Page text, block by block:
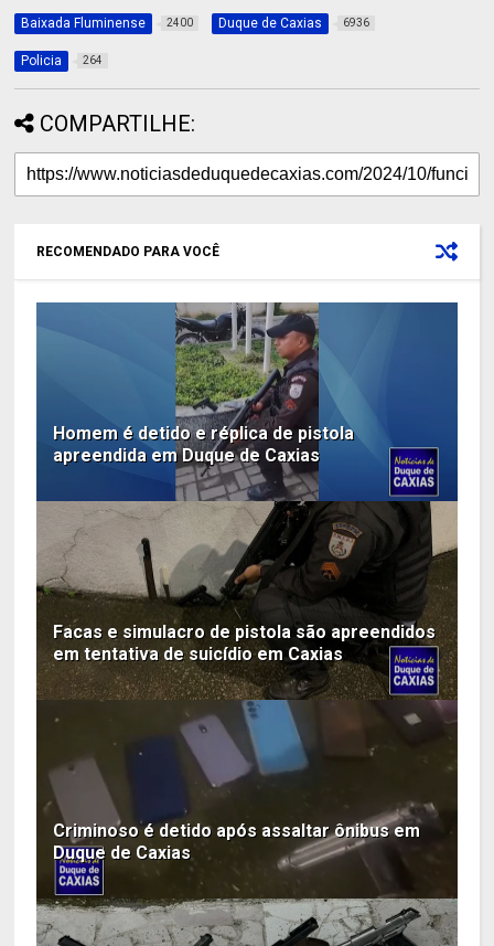
Baixada Fluminense 2400 Duque de Caxias 6936
Policia 264
COMPARTILHE:
RECOMENDADO PARA VOCÊ
Homem é detido e réplica de pistola
apreendida em Duque de Caxias
Facas e simulacro de pistola são apreendidos
em tentativa de suicídio em Caxias
Criminoso é detido após assaltar ônibus em
Duque de Caxias